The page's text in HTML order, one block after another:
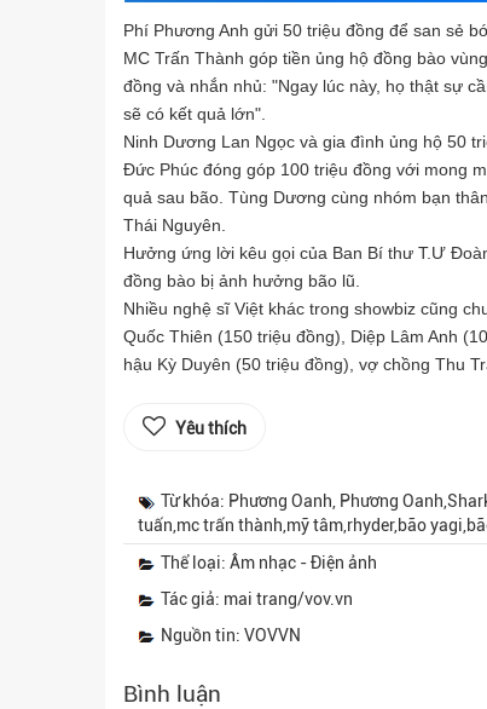
Phí Phương Anh gửi 50 triệu đồng để san sẻ
MC Trấn Thành góp tiền ủng hộ đồng bào
đồng và nhắn nhủ: "Ngay lúc này, họ thật sự
sẽ có kết quả lớn".
Ninh Dương Lan Ngọc và gia đình ủng hộ 50
Đức Phúc đóng góp 100 triệu đồng với mong
quả sau bão. Tùng Dương cùng nhóm bạn
Thái Nguyên.
Hưởng ứng lời kêu gọi của Ban Bí thư T.Ư
đồng bào bị ảnh hưởng bão lũ.
Nhiều nghệ sĩ Việt khác trong showbiz cũng
Quốc Thiên (150 triệu đồng), Diệp Lâm Anh
hậu Kỳ Duyên (50 triệu đồng), vợ chồng Thu
Yêu thích
Từ khóa: Phương Oanh, Phương
tuấn,mc trấn thành,mỹ tâm,rhyder,bão
Thể loại: Âm nhạc - Điện ảnh
Tác giả: mai trang/vov.vn
Nguồn tin: VOVVN
Bình luận